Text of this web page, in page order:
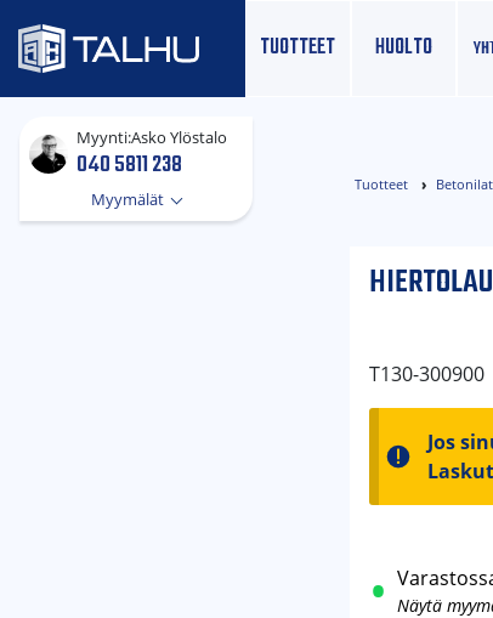
TUOTTEET HUOLTO
Myynti:Asko Ylöstalo
040 5811 238
Myymälät
Tuotteet
T130-300900
Jos
Näytä